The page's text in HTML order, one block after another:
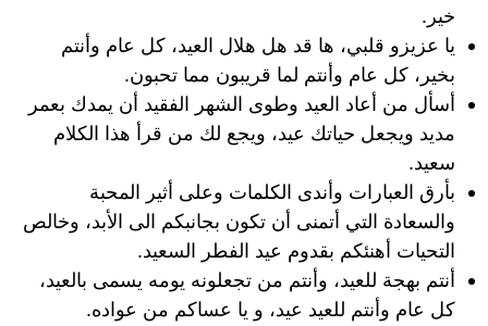
خير.
يا عزيزو قلبي، ها قد هل هلال العيد، كل عام وأنتم
بخير، كل عام وأنتم لما قريبون مما تحبون.
أسأل من أعاد العيد وطوى الشهر الفقيد أن يمدك بعمر
مديد ويجعل حياتك عيد، ويجع لك من قرأ هذا الكلام
سعيد.
بأرق العبارات وأندى الكلمات وعلى أثير المحبة
والسعادة التي أتمنى أن تكون بجانبكم الى الأبد، وخالص
التحيات أهنئكم بقدوم عيد الفطر السعيد.
أنتم بهجة للعيد، وأنتم من تجعلونه يومه يسمى بالعيد،
كل عام وأنتم للعيد عيد، و يا عساكم من عواده.